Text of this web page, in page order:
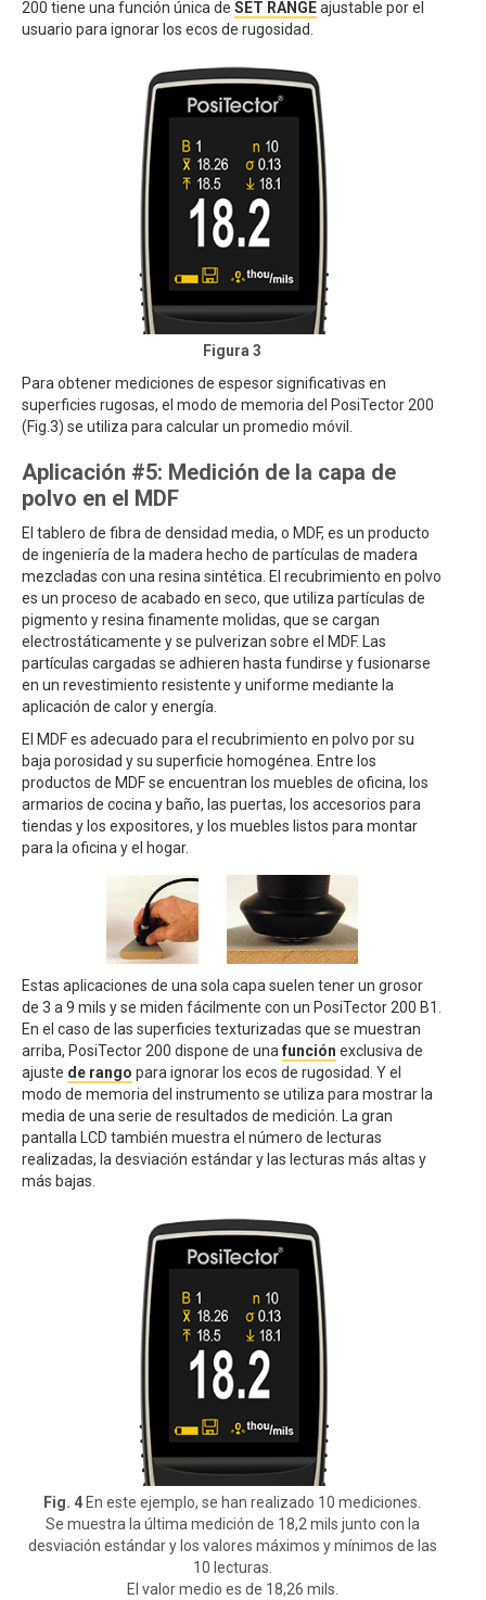
200 tiene una función única de SET RANGEajustable por el
usuario para ignorar los ecos de rugosidad.
Figura 3
Para obtener mediciones de espesor significativas en
superficies rugosas, el modo de memoria del PosiTector 200
(Fig.3) se utiliza para calcular un promedio móvil.
Aplicación #5: Medición de la capa de
polvo en el MDF
El tablero de fibra de densidad media, o MDF, es un producto
de ingeniería de la madera hecho de partículas de madera
mezcladas con una resina sintética. El recubrimiento en polvo
es un proceso de acabado en seco, que utiliza partículas de
pigmento y resina finamente molidas, que se cargan
electrostáticamente y se pulverizan sobre el MDF. Las
partículas cargadas se adhieren hasta fundirse y fusionarse
en un revestimiento resistente y uniforme mediante la
aplicación de calor y energía.
El MDF es adecuado para el recubrimiento en polvo por su
baja porosidad y su superficie homogénea. Entre los
productos de MDF se encuentran los muebles de oficina, los
armarios de cocina y baño, las puertas, los accesorios para
tiendas y los expositores, y los muebles listos para montar
para la oficina y el hogar.
Estas aplicaciones de una sola capa suelen tener un grosor
de 3 a 9 mils y se miden fácilmente con un PosiTector 200 B1.
En el caso de las superficies texturizadas que se muestran
arriba, PosiTector 200 dispone de una función exclusiva de
ajuste de rango para ignorar los ecos de rugosidad. Y el
modo de memoria del instrumento se utiliza para mostrar la
media de una serie de resultados de medición. La gran
pantalla LCD también muestra el número de lecturas
realizadas, la desviación estándar y las lecturas más altas y
más bajas.
Fig. 4 En este ejemplo, se han realizado 10 mediciones.
Se muestra la última medición de 18,2 mils junto con la
desviación estándar y los valores máximos y mínimos de las
10 lecturas.
El valor medio es de 18,26 mils.